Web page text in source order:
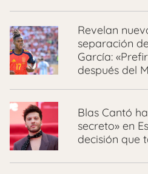
Revelan
separación
García:
después del
Blas Cantó
secreto» en
decisión que